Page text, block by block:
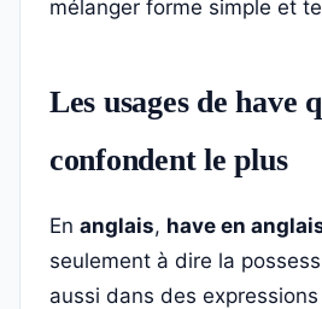
mélanger forme simple et
Les usages de have
confondent le plus
En anglais, have en
seulement à dire la
aussi dans des